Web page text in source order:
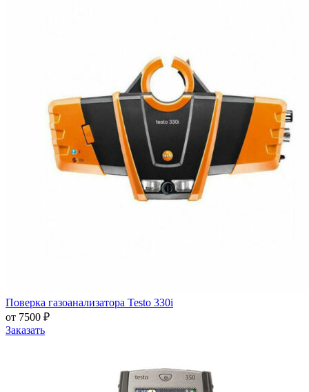
Поверка газоанализатора Testo 330i
от 7500 ₽
Заказать